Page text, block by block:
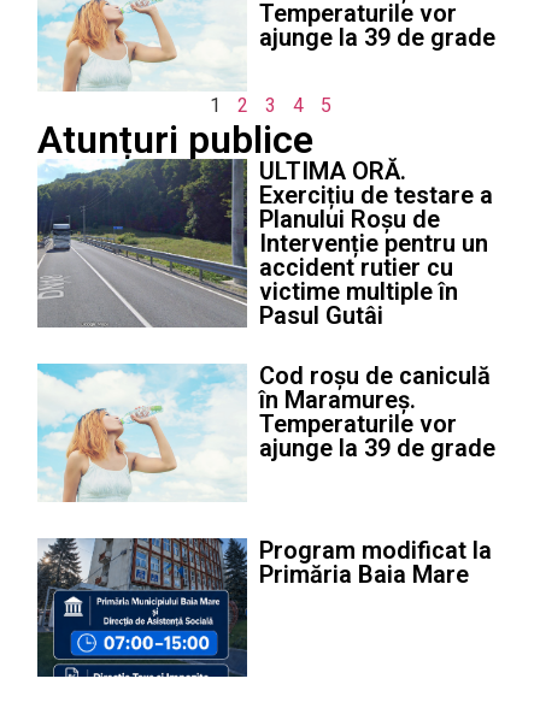
Temperaturile vor
ajunge la 39 de grade
1 2 3 4 5
Atunțuri publice
ULTIMA ORĂ.
Exercițiu de testare a
Planului Roșu de
Intervenție pentru un
accident rutier cu
victime multiple în
Pasul Gutâi
Cod roșu de caniculă
în Maramureș.
Temperaturile vor
ajunge la 39 de grade
Program modificat la
Primăria Baia Mare